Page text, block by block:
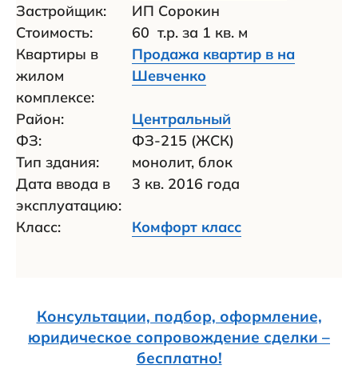
Застройщик:
ИП Сорокин
Стоимость:
60 т.р. за 1 кв. м
Квартиры в
жилом
комплексе:
Продажа квартир в на
Шевченко
Район:
Центральный
ФЗ:
ФЗ-215 (ЖСК)
Тип здания:
монолит, блок
Дата ввода в
эксплуатацию:
3 кв. 2016 года
Класс: Комфорт класс
Консультации, подбор, оформление,
юридическое сопровождение сделки –
бесплатно!